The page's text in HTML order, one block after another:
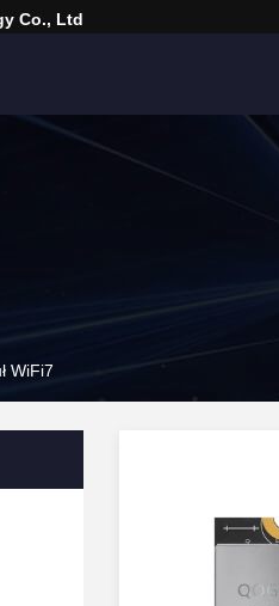
Co., Ltd
WiFi7